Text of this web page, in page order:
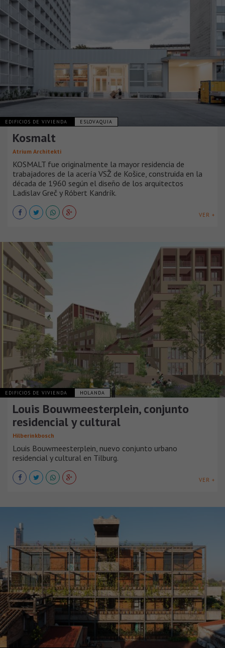
EDIFICIOS DE VIVIENDA ESLOVAQUIA
Kosmalt
Atrium Architekti
KOSMALT fue originalmente la mayor residencia de
trabajadores de la acería VSŽ de Košice, construida en la
década de 1960 según el diseño de los arquitectos
Ladislav Greč y Róbert Kandrík.
VER +
EDIFICIOS DE VIVIENDA HOLANDA
Louis Bouwmeesterplein, conjunto
residencial y cultural
Hilberinkbosch
Louis Bouwmeesterplein, nuevo conjunto urbano
residencial y cultural en Tilburg.
VER +